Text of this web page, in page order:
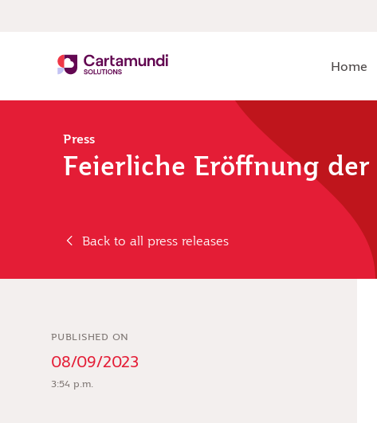
Home
Press
Feierliche Eröffnung
Back to all press releases
PUBLISHED ON
08/09/2023
3:54 p.m.